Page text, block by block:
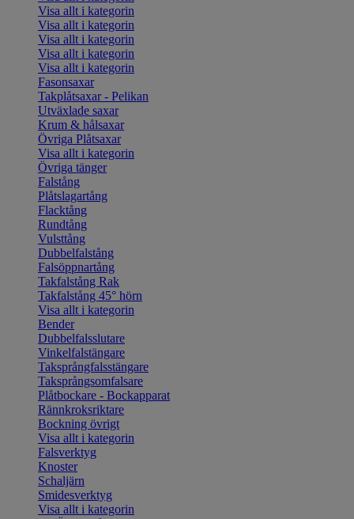
Visa allt i kategorin
Visa allt i kategorin
Visa allt i kategorin
Visa allt i kategorin
Visa allt i kategorin
Fasonsaxar
Takplåtsaxar - Pelikan
Utväxlade saxar
Krum & hålsaxar
Övriga Plåtsaxar
Visa allt i kategorin
Övriga tänger
Falstång
Plåtslagartång
Flacktång
Rundtång
Vulsttång
Dubbelfalstång
Falsöppnartång
Takfalstång Rak
Takfalstång 45° hörn
Visa allt i kategorin
Bender
Dubbelfalsslutare
Vinkelfalstängare
Taksprångfalsstängare
Taksprångsomfalsare
Plåtbockare - Bockapparat
Rännkroksriktare
Bockning övrigt
Visa allt i kategorin
Falsverktyg
Knoster
Schaljärn
Smidesverktyg
Visa allt i kategorin